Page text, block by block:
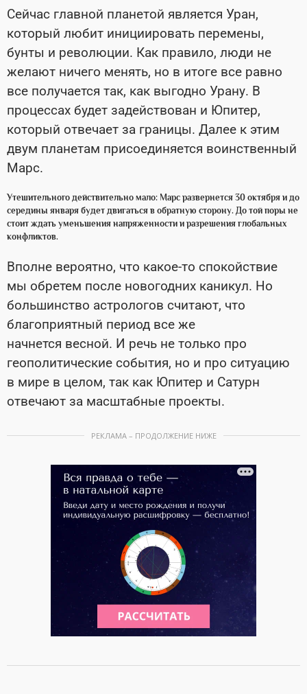
Сейчас главной планетой является Уран,
который любит инициировать перемены,
бунты и революции. Как правило, люди не
желают ничего менять, но в итоге все равно
все получается так, как выгодно Урану. В
процессах будет задействован и Юпитер,
который отвечает за границы. Далее к этим
двум планетам присоединяется воинственный
Марс.
Утешительного действительно мало: Марс развернется 30 октября и до
середины января будет двигаться в обратную сторону. До той поры не
стоит ждать уменьшения напряженности и разрешения глобальных
конфликтов.
Вполне вероятно, что какое-то спокойствие
мы обретем после новогодних каникул. Но
большинство астрологов считают, что
благоприятный период все же
начнется весной. И речь не только про
геополитические события, но и про ситуацию
в мире в целом, так как Юпитер и Сатурн
отвечают за масштабные проекты.
РЕКЛАМА – ПРОДОЛЖЕНИЕ НИЖЕ